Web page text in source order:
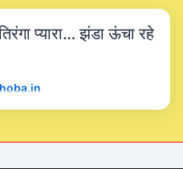
प्यारा… झंडा ऊंचा रहे